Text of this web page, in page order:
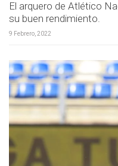
El arquero de Atlético
su buen rendimiento.
9 Febrero, 2022